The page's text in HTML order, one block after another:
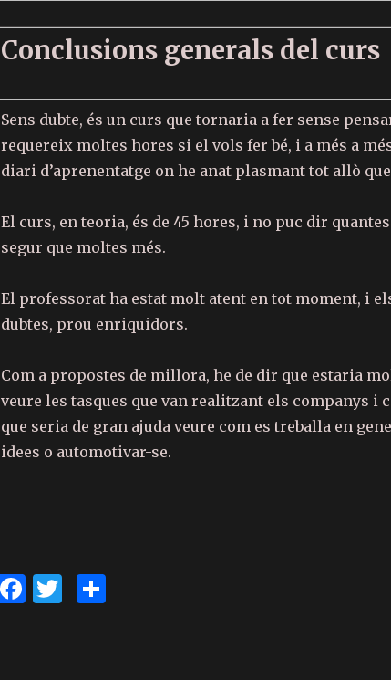
Conclusions generals del curs
Sens dubte, és un curs que tornaria a fer sense
requereix moltes hores si el vols fer bé, i a més a
diari d’aprenentatge on he anat plasmant tot allò
El curs, en teoria, és de 45 hores, i no puc dir
segur que moltes més.
El professorat ha estat molt atent en tot moment, i
dubtes, prou enriquidors.
Com a propostes de millora, he de dir que estaria
veure les tasques que van realitzant els companys i
que seria de gran ajuda veure com es treballa en
idees o automotivar-se.
F T
C